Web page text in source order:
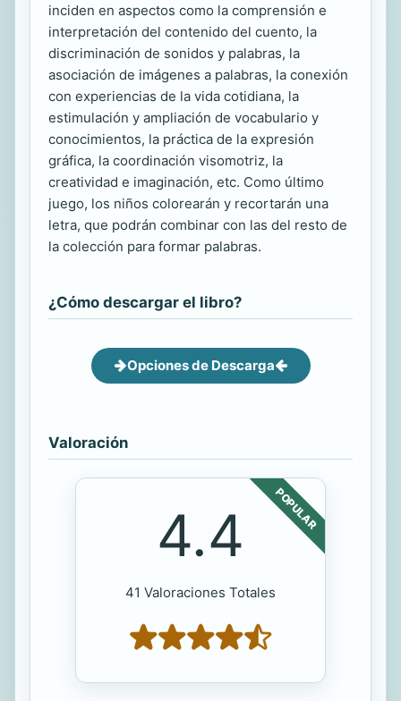
inciden en aspectos como la comprensión e
interpretación del contenido del cuento, la
discriminación de sonidos y palabras, la
asociación de imágenes a palabras, la conexión
con experiencias de la vida cotidiana, la
estimulación y ampliación de vocabulario y
conocimientos, la práctica de la expresión
gráfica, la coordinación visomotriz, la
creatividad e imaginación, etc. Como último
juego, los niños colorearán y recortarán una
letra, que podrán combinar con las del resto de
la colección para formar palabras.
¿Cómo descargar el libro?
Opciones de Descarga
Valoración
POPULAR
4.4
41 Valoraciones Totales